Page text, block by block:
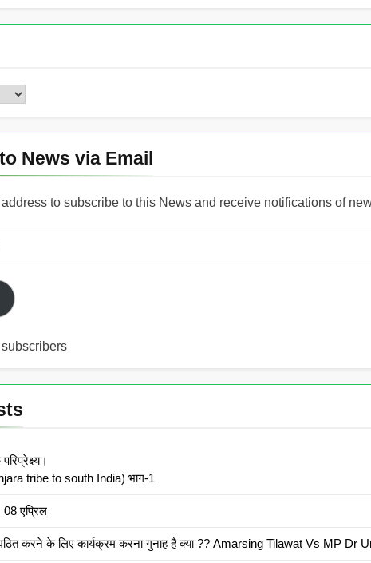
News via Email
to subscribe to this News and receive notifications of
tribe to south India) भाग-1
08 एप्रिल
करने के लिए कार्यक्रम करना गुनाह है क्या ?? Amarsing Tilawat Vs MP Dr